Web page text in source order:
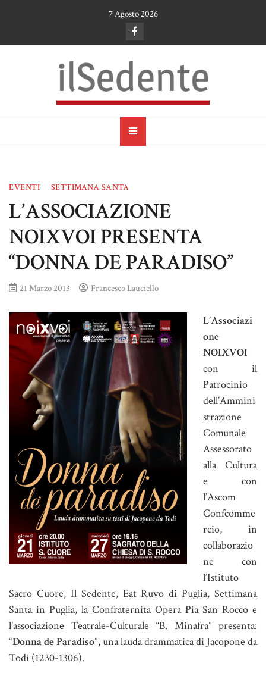
7 Agosto 2026
il Sedente
EVENTI SETTIMANA SANTA
L’ASSOCIAZIONE
NOIXVOI PRESENTA
“DONNA DE PARADISO”
21 Marzo 2013 Francesco Lauciello
L’Associazi
one
NOIXVOI
con il
Patrocinio
dell’Ammini
strazione
Comunale
Assessorato
alla Cultura
e con
l’Ascom
Confcomme
rcio, in
collaborazio
ne con
l’Istituto
Sacro Cuore, Il Sedente, Eat Ruvo di Puglia, Settimana
Santa in Puglia, la Confraternita Opera Pia San Rocco e
l’associazione Teatrale-Culturale “B. Minafra” presenta:
“Donna de Paradiso”, una lauda drammatica di Jacopone da
Todi (1230-1306).